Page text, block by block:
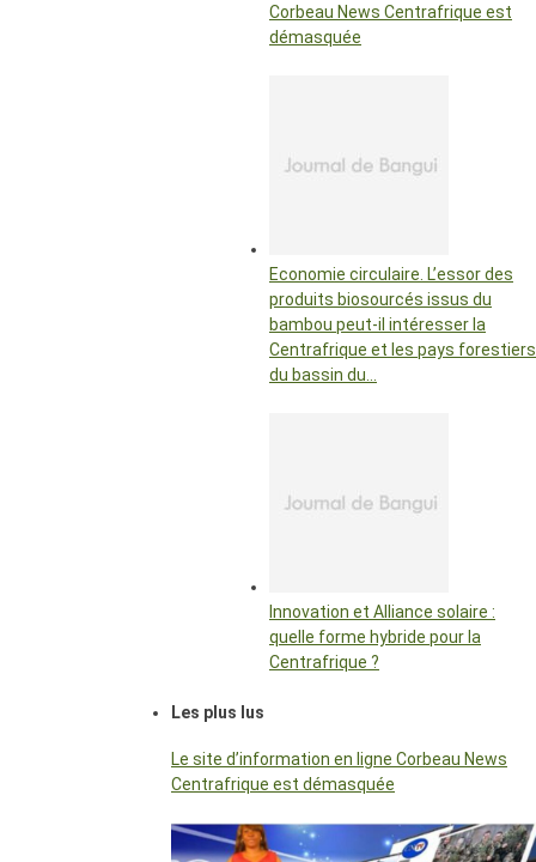
Corbeau News Centrafrique est
démasquée
Economie circulaire. L’essor des
produits biosourcés issus du
bambou peut-il intéresser la
Centrafrique et les pays forestiers
du bassin du…
Innovation et Alliance solaire :
quelle forme hybride pour la
Centrafrique ?
Les plus lus
Le site d’information en ligne Corbeau News
Centrafrique est démasquée